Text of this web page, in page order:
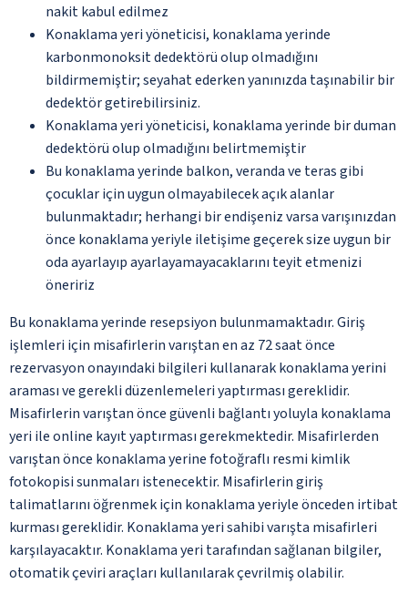
nakit kabul edilmez
Konaklama yeri yöneticisi, konaklama yerinde
karbonmonoksit dedektörü olup olmadığını
bildirmemiştir; seyahat ederken yanınızda taşınabilir bir
dedektör getirebilirsiniz.
Konaklama yeri yöneticisi, konaklama yerinde bir duman
dedektörü olup olmadığını belirtmemiştir
Bu konaklama yerinde balkon, veranda ve teras gibi
çocuklar için uygun olmayabilecek açık alanlar
bulunmaktadır; herhangi bir endişeniz varsa varışınızdan
önce konaklama yeriyle iletişime geçerek size uygun bir
oda ayarlayıp ayarlayamayacaklarını teyit etmenizi
öneririz
Bu konaklama yerinde resepsiyon bulunmamaktadır. Giriş
işlemleri için misafirlerin varıştan en az 72 saat önce
rezervasyon onayındaki bilgileri kullanarak konaklama yerini
araması ve gerekli düzenlemeleri yaptırması gereklidir.
Misafirlerin varıştan önce güvenli bağlantı yoluyla konaklama
yeri ile online kayıt yaptırması gerekmektedir. Misafirlerden
varıştan önce konaklama yerine fotoğraflı resmi kimlik
fotokopisi sunmaları istenecektir. Misafirlerin giriş
talimatlarını öğrenmek için konaklama yeriyle önceden irtibat
kurması gereklidir. Konaklama yeri sahibi varışta misafirleri
karşılayacaktır. Konaklama yeri tarafından sağlanan bilgiler,
otomatik çeviri araçları kullanılarak çevrilmiş olabilir.